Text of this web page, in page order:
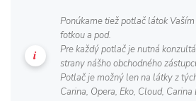
Ponúkame tiež potlač látok
fotkou a pod.
Pre každý potlač je nutná
strany nášho obchodného
Potlač je možný len na látky z
Carina, Opera, Eko, Cloud,